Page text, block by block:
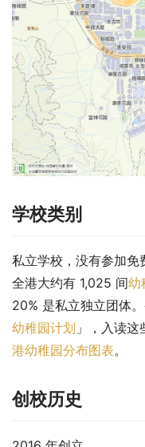
学校类别
私立学校，没有参加免
全港大约有 1,025 间幼
20% 是私立独立团体
幼稚园计划 」，入读这
港幼稚园分布图表。
创校历史